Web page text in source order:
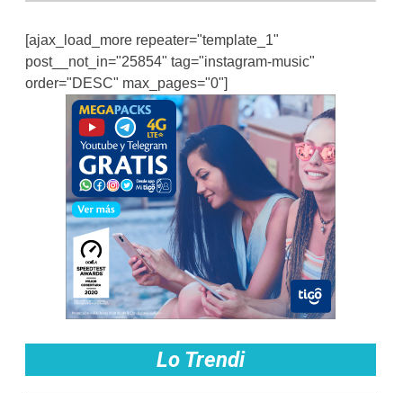
[ajax_load_more repeater="template_1"
post__not_in="25854" tag="instagram-music"
order="DESC" max_pages="0"]
Lo Trendi